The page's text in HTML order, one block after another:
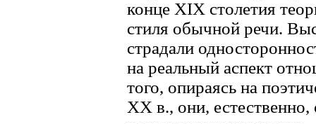
конце XIX столетия
стиля обычной речи.
страдали
на реальный аспект
того, опираясь на
XX в., они,